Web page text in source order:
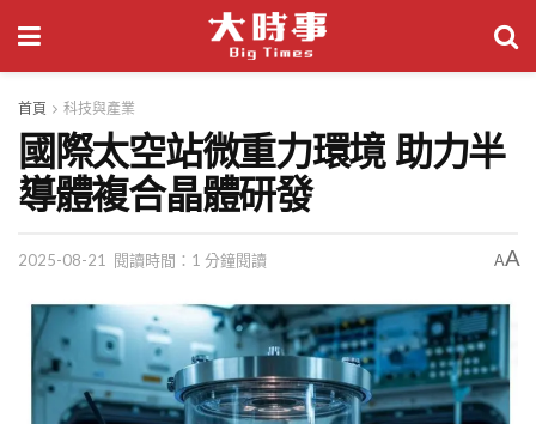
首頁 科技與產業
國際太空站微重力環境 助力半
導體複合晶體研發
2025-08-21 閱讀時間：1 分鐘閱讀 AA